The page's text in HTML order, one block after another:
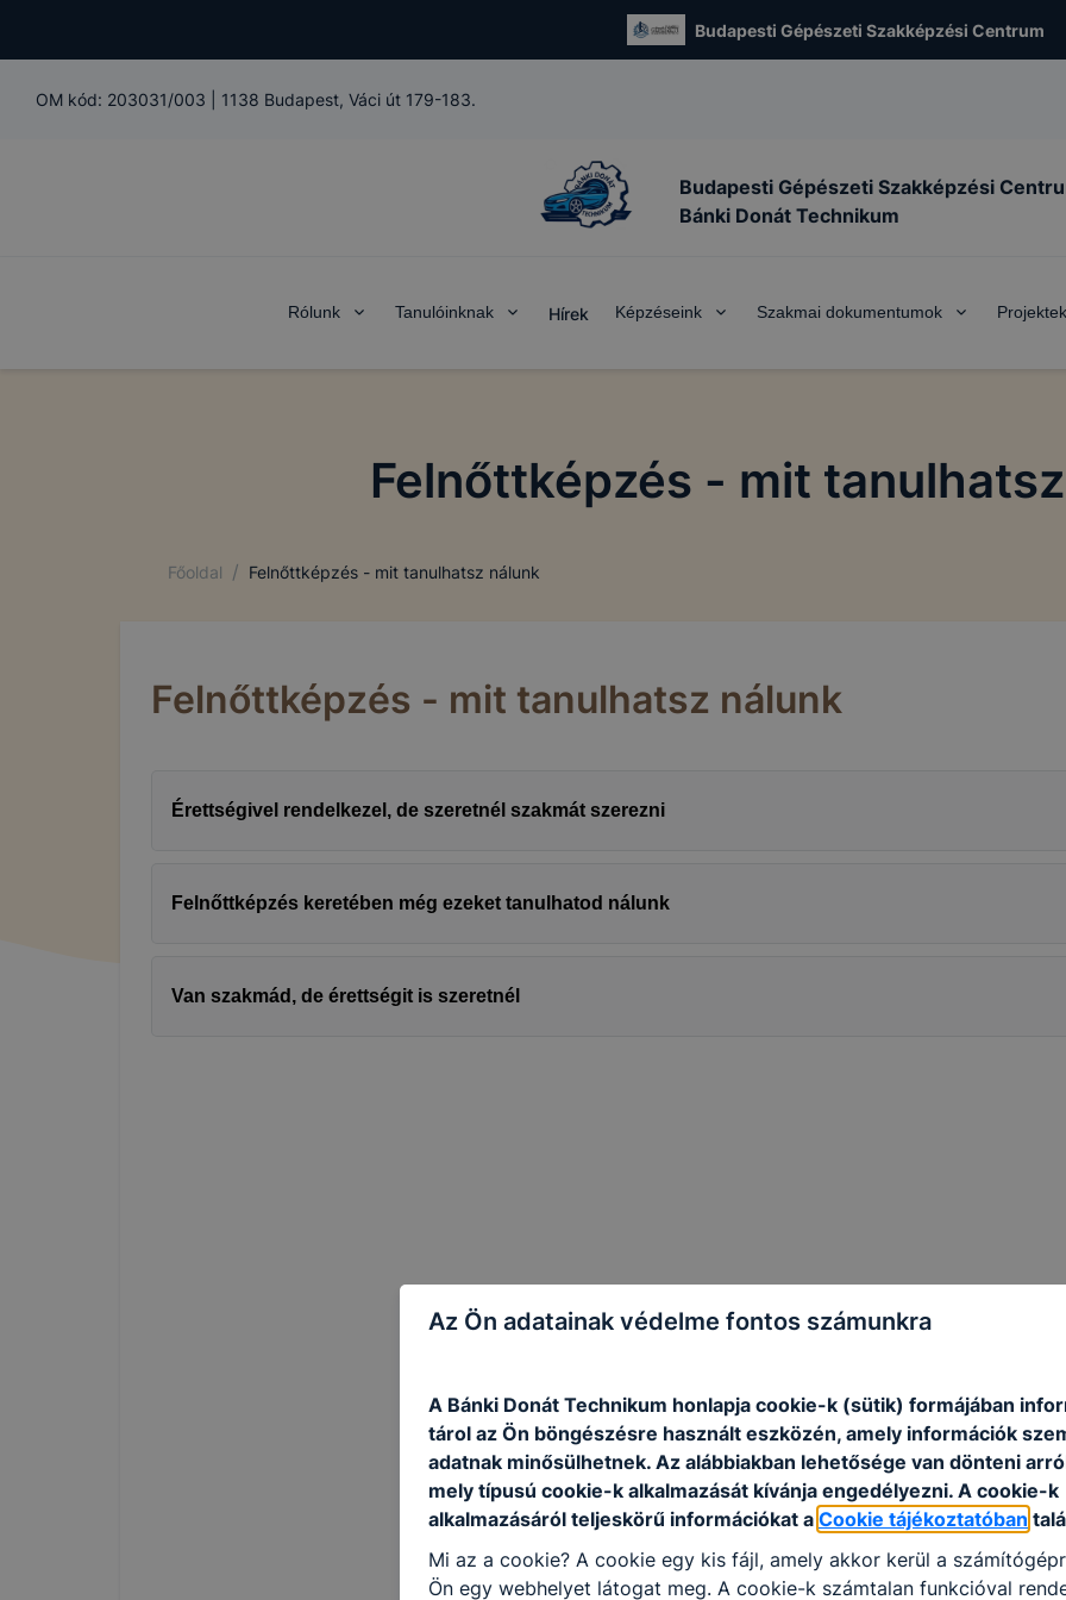
Budapesti Gépészeti Szakképzési Centrum
OM kód: 203031/003 1138 Budapest, Váci út 179-183.
Budapesti Gépészeti Szakképzési
Bánki Donát Technikum
Rólunk Tanulóinknak Hírek Képzéseink Szakmai dokumentumok Projektek
Felnőttképzés - mit
Főoldal / Felnőttképzés - mit tanulhatsz nálunk
Felnőttképzés - mit tanulhatsz nálunk
Érettségivel rendelkezel, de szeretnél szakmát szerezni
Felnőttképzés keretében még ezeket tanulhatod nálunk
Van szakmád, de érettségit is szeretnél
Az Ön adatainak védelme fontos számunkra
A Bánki Donát Technikum honlapja cookie-k (sütik) formájában
tárol az Ön böngészésre használt eszközén, amely információk
adatnak minősülhetnek. Az alábbiakban lehetősége van dönteni
mely típusú cookie-k alkalmazását kívánja engedélyezni. A cookie-k
alkalmazásáról teljeskörű információkat a Cookie tájékoztatóban
Mi az a cookie? A cookie egy kis fájl, amely akkor kerül a
Ön egy webhelyet látogat meg. A cookie-k számtalan funkcióval